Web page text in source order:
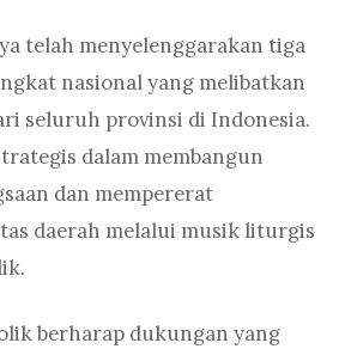
telah menyelenggarakan tiga
nasional yang melibatkan
seluruh provinsi di Indonesia.
dalam membangun
dan mempererat
daerah melalui musik liturgis
berharap dukungan yang